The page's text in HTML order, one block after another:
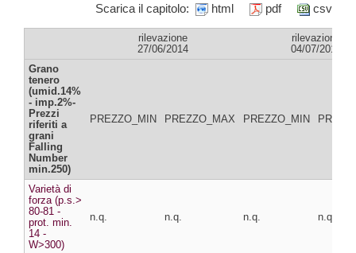
Scarica il capitolo: html pdf csv
rilevazione
27/06/2014
rilevazione
04/07/2014
Grano
tenero
(umid.14%
- imp.2%-
Prezzi
riferiti a
grani
Falling
Number
min.250)
PREZZO_MIN PREZZO_MAX PREZZO_MIN
Varietà di
forza (p.s.>
80-81 -
prot. min.
14 -
W>300)
n.q. n.q. n.q. n.q.